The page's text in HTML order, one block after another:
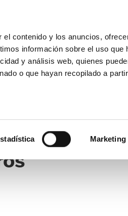
contenido y los anuncios,
información sobre el uso que
y análisis web, quienes
o que hayan recopilado a
Marketing
FUNDAZIOA